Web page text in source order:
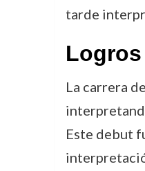
tarde
La carrera
Este debut